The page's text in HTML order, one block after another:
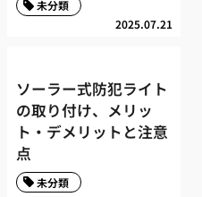
2025.07.21
未分類
ソーラー式防犯ライト
の取り付け、メリッ
ト・デメリットと注意
点
未分類